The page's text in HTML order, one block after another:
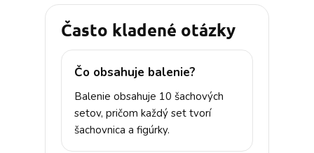
Často kladené otázky
Čo obsahuje balenie?
Balenie obsahuje 10 šachových
setov, pričom každý set tvorí
šachovnica a figúrky.